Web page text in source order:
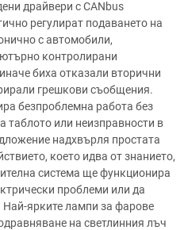
драйвери с CANbus
регулират подаването на
с автомобили,
контролирани
биха отказали вторични
грешкови съобщения.
безпроблемна работа без
таблото или неизправности в
надхвърля простата
което идва от знанието,
система ще функционира
проблеми или да
Най-ярките лампи за фарове
на светлинния лъч